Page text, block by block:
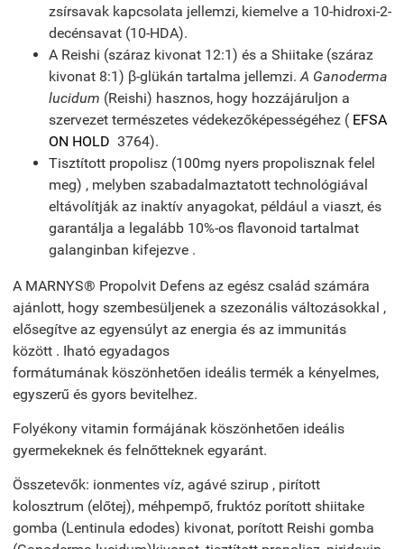
zsírsavak kapcsolata jellemzi, kiemelve a 10-hidroxi-2-
decénsavat (10-HDA).
A Reishi (száraz kivonat 12:1) és a Shiitake (száraz
kivonat 8:1) β-glükán tartalma jellemzi. A Ganoderma
lucidum (Reishi) hasznos, hogy hozzájáruljon a
szervezet természetes védekezőképességéhez ( EFSA
ON HOLD 3764).
Tisztított propolisz (100mg nyers propolisznak felel
meg) , melyben szabadalmaztatott technológiával
eltávolítják az inaktív anyagokat, például a viaszt, és
garantálja a legalább 10%-os flavonoid tartalmat
galanginban kifejezve .
A MARNYS® Propolvit Defens az egész család számára
ajánlott, hogy szembesüljenek a szezonális változásokkal ,
elősegítve az egyensúlyt az energia és az immunitás
között . Iható egyadagos
formátumának köszönhetően ideális termék a kényelmes,
egyszerű és gyors bevitelhez.
Folyékony vitamin formájának köszönhetően ideális
gyermekeknek és felnőtteknek egyaránt.
Összetevők: ionmentes víz, agávé szirup , pirított
kolosztrum (előtej), méhpempő, fruktóz porított shiitake
gomba (Lentinula edodes) kivonat, porított Reishi gomba